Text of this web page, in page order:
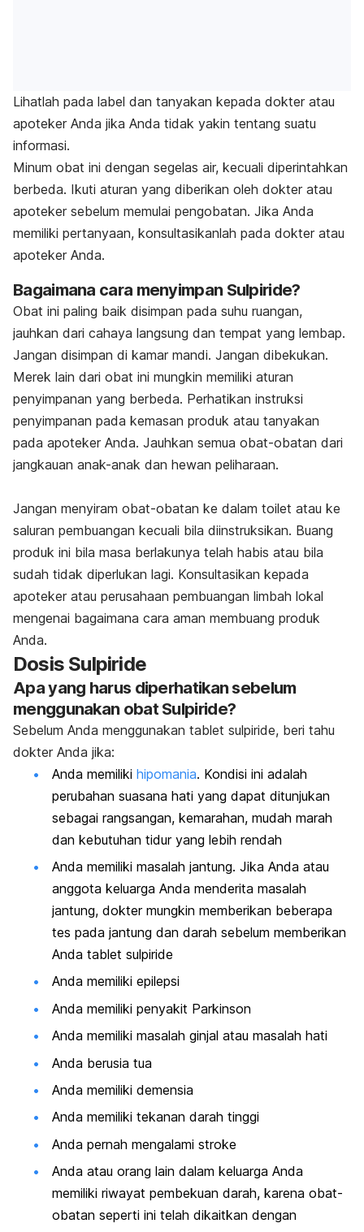
Lihatlah pada label dan tanyakan kepada dokter atau
apoteker Anda jika Anda tidak yakin tentang suatu
informasi.
Minum obat ini dengan segelas air, kecuali diperintahkan
berbeda. Ikuti aturan yang diberikan oleh dokter atau
apoteker sebelum memulai pengobatan. Jika Anda
memiliki pertanyaan, konsultasikanlah pada dokter atau
apoteker Anda.
Bagaimana cara menyimpan Sulpiride?
Obat ini paling baik disimpan pada suhu ruangan,
jauhkan dari cahaya langsung dan tempat yang lembap.
Jangan disimpan di kamar mandi. Jangan dibekukan.
Merek lain dari obat ini mungkin memiliki aturan
penyimpanan yang berbeda. Perhatikan instruksi
penyimpanan pada kemasan produk atau tanyakan
pada apoteker Anda. Jauhkan semua obat-obatan dari
jangkauan anak-anak dan hewan peliharaan.
Jangan menyiram obat-obatan ke dalam toilet atau ke
saluran pembuangan kecuali bila diinstruksikan. Buang
produk ini bila masa berlakunya telah habis atau bila
sudah tidak diperlukan lagi. Konsultasikan kepada
apoteker atau perusahaan pembuangan limbah lokal
mengenai bagaimana cara aman membuang produk
Anda.
Dosis Sulpiride
Apa yang harus diperhatikan sebelum
menggunakan obat Sulpiride?
Sebelum Anda menggunakan tablet sulpiride, beri tahu
dokter Anda jika:
Anda memiliki hipomania. Kondisi ini adalah
perubahan suasana hati yang dapat ditunjukan
sebagai rangsangan, kemarahan, mudah marah
dan kebutuhan tidur yang lebih rendah
Anda memiliki masalah jantung. Jika Anda atau
anggota keluarga Anda menderita masalah
jantung, dokter mungkin memberikan beberapa
tes pada jantung dan darah sebelum memberikan
Anda tablet sulpiride
Anda memiliki epilepsi
Anda memiliki penyakit Parkinson
Anda memiliki masalah ginjal atau masalah hati
Anda berusia tua
Anda memiliki demensia
Anda memiliki tekanan darah tinggi
Anda pernah mengalami stroke
Anda atau orang lain dalam keluarga Anda
memiliki riwayat pembekuan darah, karena obat-
obatan seperti ini telah dikaitkan dengan